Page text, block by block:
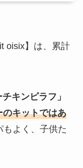
oisix】は、累計
チキンピラフ 」
キットではあ
よく、子供た